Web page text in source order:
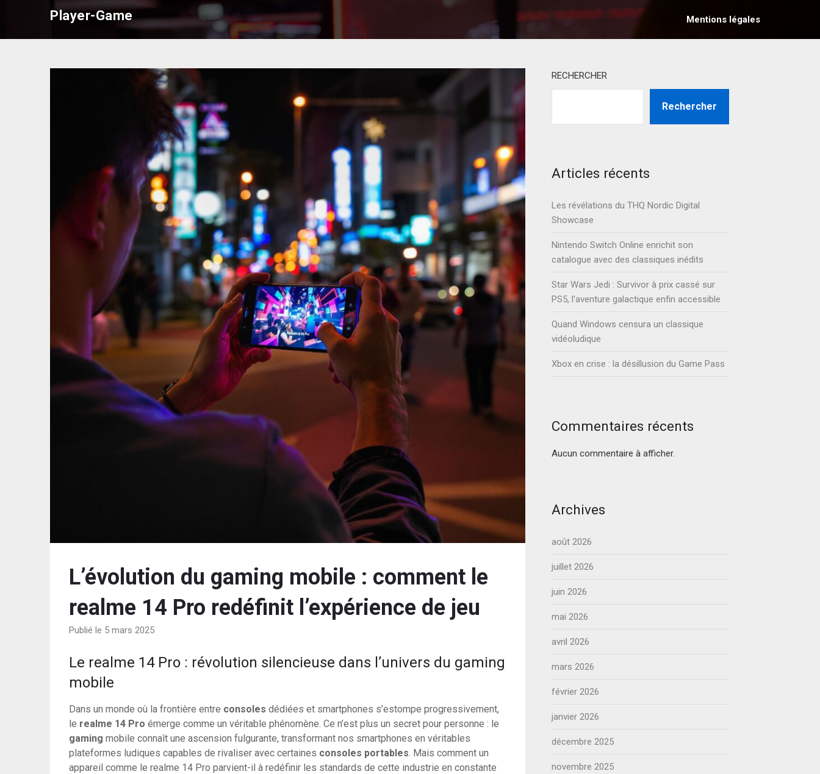
content
Player-Game Mentions légales
L’évolution du gaming mobile : comment le
realme 14 Pro redéfinit l’expérience de jeu
Publié le 5 mars 2025
Le realme 14 Pro : révolution silencieuse dans l’univers du gaming
mobile
Dans un monde où la frontière entre consoles dédiées et smartphones s’estompe progressivement,
le realme 14 Pro émerge comme un véritable phénomène. Ce n’est plus un secret pour personne : le
gaming mobile connaît une ascension fulgurante, transformant nos smartphones en véritables
plateformes ludiques capables de rivaliser avec certaines consoles portables. Mais comment un
appareil comme le realme 14 Pro parvient-il à redéfinir les standards de cette industrie en constante
RECHERCHER
Rechercher
Articles récents
Les révélations du THQ Nordic Digital
Showcase
Nintendo Switch Online enrichit son
catalogue avec des classiques inédits
Star Wars Jedi : Survivor à prix cassé sur
PS5, l’aventure galactique enfin accessible
Quand Windows censura un classique
vidéoludique
Xbox en crise : la désillusion du Game Pass
Commentaires récents
Aucun commentaire à afficher.
Archives
août 2026
juillet 2026
juin 2026
mai 2026
avril 2026
mars 2026
février 2026
janvier 2026
décembre 2025
novembre 2025